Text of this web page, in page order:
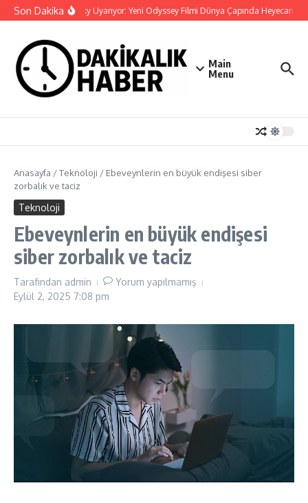
İçeriğe atla
Son DakikaKaspersky Uyarıyor: Yeni Odyssey Filmi Dünya Çapında Heyecan
Main
Menu
Anasayfa /Teknoloji / Ebeveynlerin en büyük endişesi siber
zorbalık ve taciz
Teknoloji
Ebeveynlerin en büyük endişesi
siber zorbalık ve taciz
Tarafından admin
Yorum yapılmamış
Eylül 2, 2025 7:08 pm